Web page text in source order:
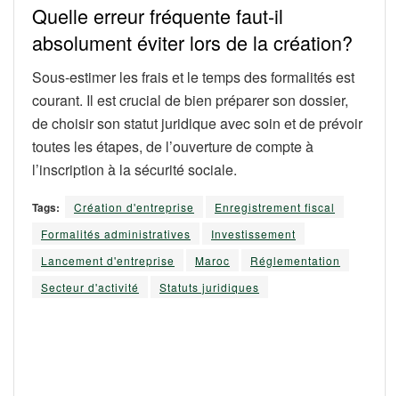
Quelle erreur fréquente faut-il
absolument éviter lors de la création?
Sous-estimer les frais et le temps des formalités est
courant. Il est crucial de bien préparer son dossier,
de choisir son statut juridique avec soin et de prévoir
toutes les étapes, de l’ouverture de compte à
l’inscription à la sécurité sociale.
Tags: Création d'entreprise
Enregistrement fiscal
Formalités administratives
Investissement
Lancement d'entreprise
Maroc
Réglementation
Secteur d'activité
Statuts juridiques